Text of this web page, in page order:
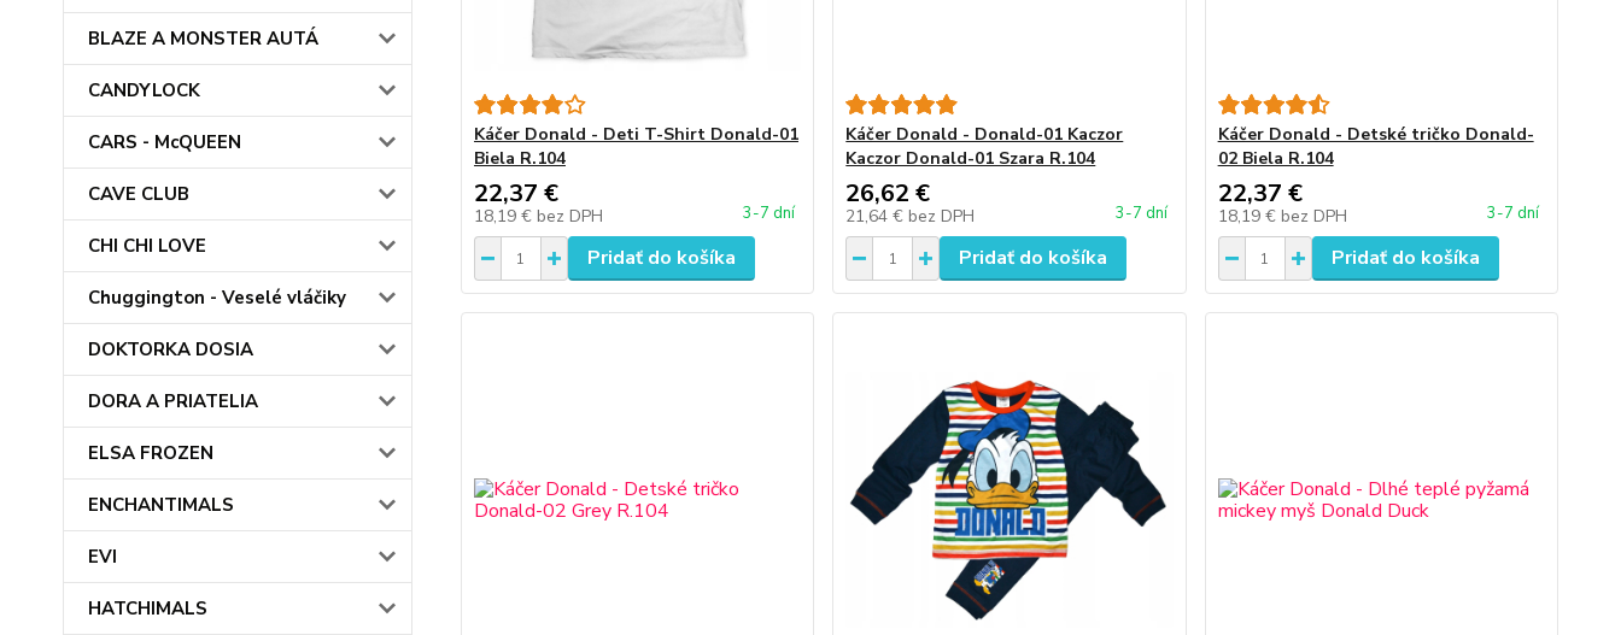
BLAZE A MONSTER AUTÁ
CANDYLOCK
CARS - McQUEEN
CAVE CLUB
CHI CHI LOVE
Chuggington - Veselé vláčiky
DOKTORKA DOSIA
DORA A PRIATELIA
ELSA FROZEN
ENCHANTIMALS
EVI
HATCHIMALS
Káčer Donald - Deti T-Shirt Donald-01
Biela R.104
22,37 €
18,19 € bez DPH 3-7 dní
Pridať do košíka
Káčer Donald - Donald-01 Kaczor
Kaczor Donald-01 Szara R.104
26,62 €
21,64 € bez DPH 3-7 dní
Pridať do košíka
Káčer Donald - Detské tričko Donald-
02 Biela R.104
22,37 €
18,19 € bez DPH 3-7 dní
Pridať do košíka